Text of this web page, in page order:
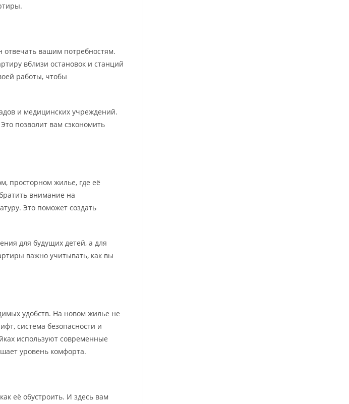
отвечать вашим потребностям.
вблизи остановок и станций
работы, чтобы
и медицинских учреждений.
позволит вам сэкономить
просторном жилье, где её
внимание на
Это поможет создать
для будущих детей, а для
важно учитывать, как вы
удобств. На новом жилье не
система безопасности и
используют современные
уровень комфорта.
её обустроить. И здесь вам